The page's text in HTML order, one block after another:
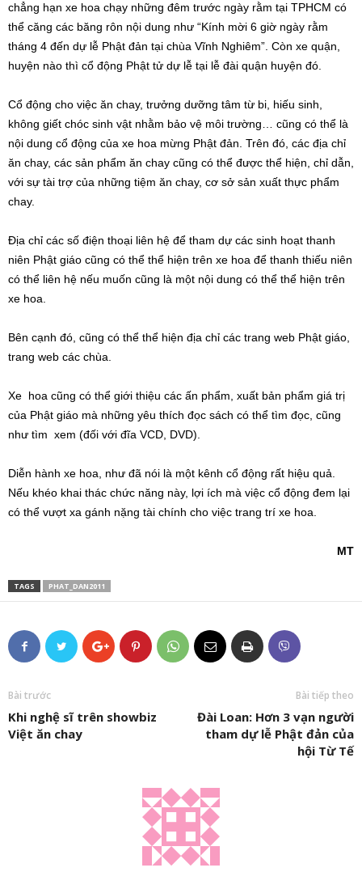
chẳng hạn xe hoa chạy những đêm trước ngày rằm tại TPHCM có
thể căng các băng rôn nội dung như “Kính mời 6 giờ ngày rằm
tháng 4 đến dự lễ Phật đản tại chùa Vĩnh Nghiêm”. Còn xe quận,
huyện nào thì cổ động Phật tử dự lễ tại lễ đài quận huyện đó.
Cổ động cho việc ăn chay, trưởng dưỡng tâm từ bi, hiếu sinh,
không giết chóc sinh vật nhằm bảo vệ môi trường… cũng có thể là
nội dung cổ động của xe hoa mừng Phật đản. Trên đó, các địa chỉ
ăn chay, các sản phẩm ăn chay cũng có thể được thể hiện, chỉ dẫn,
với sự tài trợ của những tiệm ăn chay, cơ sở sản xuất thực phẩm
chay.
Địa chỉ các số điện thoại liên hệ để tham dự các sinh hoạt thanh
niên Phật giáo cũng có thể thể hiện trên xe hoa để thanh thiếu niên
có thể liên hệ nếu muốn cũng là một nội dung có thể thể hiện trên
xe hoa.
Bên cạnh đó, cũng có thể thể hiện địa chỉ các trang web Phật giáo,
trang web các chùa.
Xe hoa cũng có thể giới thiệu các ấn phẩm, xuất bản phẩm giá trị
của Phật giáo mà những yêu thích đọc sách có thể tìm đọc, cũng
như tìm xem (đối với đĩa VCD, DVD).
Diễn hành xe hoa, như đã nói là một kênh cổ động rất hiệu quả.
Nếu khéo khai thác chức năng này, lợi ích mà việc cổ động đem lại
có thể vượt xa gánh nặng tài chính cho việc trang trí xe hoa.
MT
TAGS PHAT_DAN2011
Bài trước
Khi nghệ sĩ trên showbiz
Việt ăn chay
Bài tiếp theo
Đài Loan: Hơn 3 vạn người
tham dự lễ Phật đản của
hội Từ Tế